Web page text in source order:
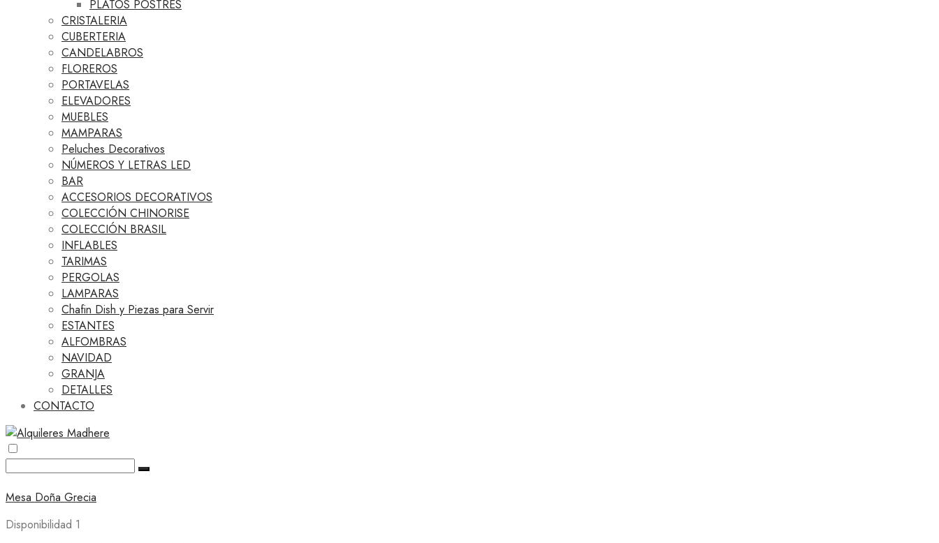
PLATOS POSTRES
CRISTALERIA
CUBERTERIA
CANDELABROS
FLOREROS
PORTAVELAS
ELEVADORES
MUEBLES
MAMPARAS
Peluches Decorativos
NÚMEROS Y LETRAS LED
BAR
ACCESORIOS DECORATIVOS
COLECCIÓN CHINORISE
COLECCIÓN BRASIL
INFLABLES
TARIMAS
PERGOLAS
LAMPARAS
Chafin Dish y Piezas para Servir
ESTANTES
ALFOMBRAS
NAVIDAD
GRANJA
DETALLES
CONTACTO
Mesa Doña Grecia
Disponibilidad 1